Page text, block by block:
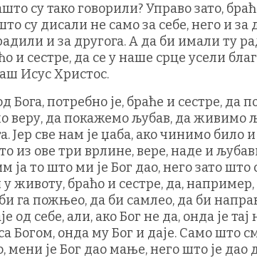
су тако говорили? Управо зато,
су дисали не само за себе, него и за
и за другога. А да би имали ту
и сестре, да се у наше срце усели
Исус Христос.
Бога, потребно је, браће и сестре, да
веру, да покажемо љубав, да живимо
Јер све нам је џаба, ако чинимо било
из ове три врлине, вере, наде и
то што ми је Бог дао, него зато што
животу, браћо и сестре, да,
га пожњео, да би самлео, да би
од себе, али, ако Бог не да, онда је
са Богом, онда му Бог и даје. Само што
је Бог дао мање, него што је дао